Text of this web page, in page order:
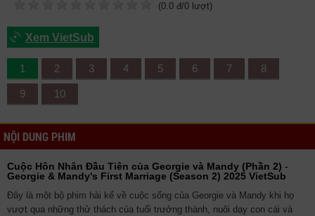
(0.0 đ/0 lượt)
Xem VietSub
1 2 3 4 5 6 7 8
9 10
NỘI DUNG PHIM
Cuộc Hôn Nhân Đầu Tiên của Georgie và Mandy (Phần 2) -
Georgie & Mandy's First Marriage (Season 2) 2025 VietSub
Đây là một bộ phim hài kể về cuộc sống của Georgie và Mandy khi họ
vượt qua những thử thách của tuổi trưởng thành, nuôi dạy con cái và